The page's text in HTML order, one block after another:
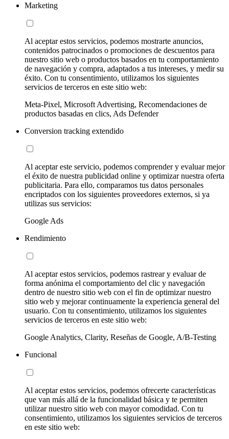
Marketing
Al aceptar estos servicios, podemos mostrarte anuncios,
contenidos patrocinados o promociones de descuentos para
nuestro sitio web o productos basados en tu comportamiento
de navegación y compra, adaptados a tus intereses, y medir su
éxito. Con tu consentimiento, utilizamos los siguientes
servicios de terceros en este sitio web:
Meta-Pixel, Microsoft Advertising, Recomendaciones de
productos basadas en clics, Ads Defender
Conversion tracking extendido
Al aceptar este servicio, podemos comprender y evaluar mejor
el éxito de nuestra publicidad online y optimizar nuestra oferta
publicitaria. Para ello, comparamos tus datos personales
encriptados con los siguientes proveedores externos, si ya
utilizas sus servicios:
Google Ads
Rendimiento
Al aceptar estos servicios, podemos rastrear y evaluar de
forma anónima el comportamiento del clic y navegación
dentro de nuestro sitio web con el fin de optimizar nuestro
sitio web y mejorar continuamente la experiencia general del
usuario. Con tu consentimiento, utilizamos los siguientes
servicios de terceros en este sitio web:
Google Analytics, Clarity, Reseñas de Google, A/B-Testing
Funcional
Al aceptar estos servicios, podemos ofrecerte características
que van más allá de la funcionalidad básica y te permiten
utilizar nuestro sitio web con mayor comodidad. Con tu
consentimiento, utilizamos los siguientes servicios de terceros
en este sitio web: